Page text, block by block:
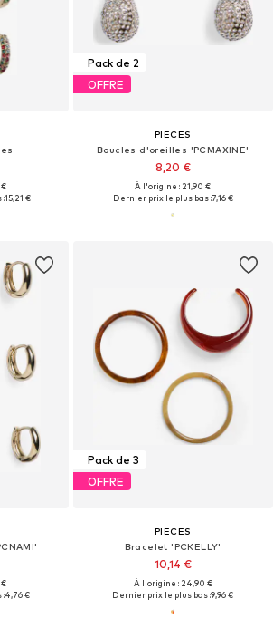
:15,21 €
Pack de 2
OFFRE
PIECES
Boucles d'oreilles 'PCMAXINE'
8,20 €
À l'origine : 21,90 €
Dernier prix le plus bas :7,16 €
€
:4,76 €
Pack de 3
OFFRE
PIECES
Bracelet 'PCKELLY'
10,14 €
À l'origine : 24,90 €
Dernier prix le plus bas :9,96 €